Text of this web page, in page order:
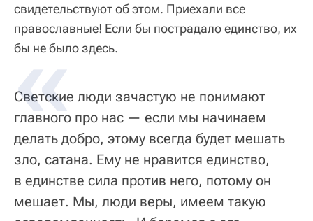
свидетельствуют об этом. Приехали все
православные! Если бы пострадало единство, их
бы не было здесь.
Светские люди зачастую не понимают
главного про нас — если мы начинаем
делать добро, этому всегда будет мешать
зло, сатана. Ему не нравится единство,
в единстве сила против него, потому он
мешает. Мы, люди веры, имеем такую